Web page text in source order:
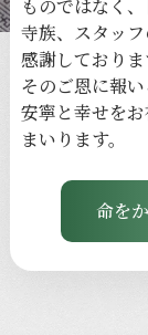
ものではなく、
寺族、 スタッ
感謝しておりま
そのご恩に報い
安寧と幸せをお
まいります。
命を